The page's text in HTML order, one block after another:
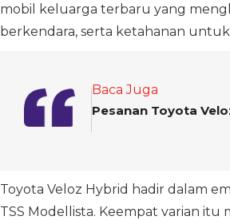
mobil keluarga terbaru yang
berkendara, serta ketahanan
Baca Juga
Pesanan Toyota
Toyota Veloz Hybrid hadir dalam
TSS Modellista. Keempat varian itu